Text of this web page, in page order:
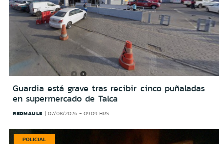
Guardia está grave tras recibir cinco puñaladas
en supermercado de Talca
REDMAULE 07/08/2026 - 09:09 HRS
POLICIAL